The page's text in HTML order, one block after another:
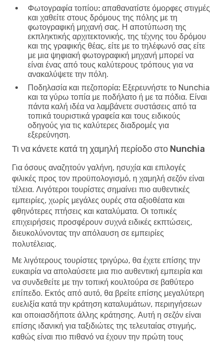
Φωτογραφία τοπίου: απαθανατίστε όμορφες στιγμές
και χαθείτε στους δρόμους της πόλης με τη
φωτογραφική μηχανή σας. Η αποτύπωση της
εκπληκτικής αρχιτεκτονικής, της τέχνης του δρόμου
και της γραφικής θέας, είτε με το τηλέφωνό σας είτε
με μια ψηφιακή φωτογραφική μηχανή μπορεί να
είναι ένας από τους καλύτερους τρόπους για να
ανακαλύψετε την πόλη.
Ποδηλασία και πεζοπορία: Εξερευνήστε το Nunchia
και τα γύρω τοπία με ποδήλατο ή με τα πόδια. Είναι
πάντα καλή ιδέα να λαμβάνετε συστάσεις από τα
τοπικά τουριστικά γραφεία και τους ειδικούς
οδηγούς για τις καλύτερες διαδρομές για
εξερεύνηση.
Τι να κάνετε κατά τη χαμηλή περίοδο στο Nunchia
Για όσους αναζητούν γαλήνη, ησυχία και επιλογές
φιλικές προς τον προϋπολογισμό, η χαμηλή σεζόν είναι
τέλεια. Λιγότεροι τουρίστες σημαίνει πιο αυθεντικές
εμπειρίες, χωρίς μεγάλες ουρές στα αξιοθέατα και
φθηνότερες πτήσεις και καταλύματα. Οι τοπικές
επιχειρήσεις προσφέρουν συχνά ειδικές εκπτώσεις,
διευκολύνοντας την απόλαυση σε εμπειρίες
πολυτέλειας.
Με λιγότερους τουρίστες τριγύρω, θα έχετε επίσης την
ευκαιρία να απολαύσετε μια πιο αυθεντική εμπειρία και
να συνδεθείτε με την τοπική κουλτούρα σε βαθύτερο
επίπεδο. Εκτός από αυτό, θα βρείτε επίσης μεγαλύτερη
ευελιξία κατά την κράτηση καταλυμάτων, περιηγήσεων
και οποιασδήποτε άλλης κράτησης. Αυτή η σεζόν είναι
επίσης ιδανική για ταξιδιώτες της τελευταίας στιγμής,
καθώς είναι πιο πιθανό να έχουν την πρώτη τους